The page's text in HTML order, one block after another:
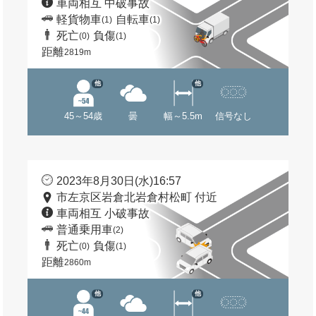
車両相互 中破事故
軽貨物車(1) 自転車(1)
死亡(0) 負傷(1)
距離2819m
45～54歳
他
曇 幅～5.5m
他
信号なし
2023年8月30日(水)16:57
市左京区岩倉北岩倉村松町 付近
車両相互 小破事故
普通乗用車(2)
死亡(0) 負傷(1)
距離2860m
他 他